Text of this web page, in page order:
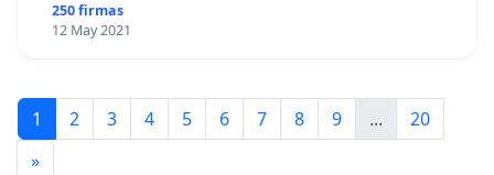
250 firmas
12 May 2021
1 2 3 4 5 6 7 8 9 ...
20
»